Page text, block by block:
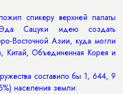
верхней палаты
Сацуки идею создать
Восточной Азии, куда могли
Китай, Объединенная Корея и
составило бы 1, 644, 9
населения земли: